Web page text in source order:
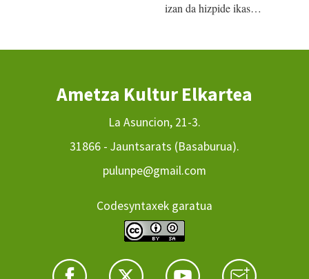
izan da hizpide ikas…
Ametza Kultur Elkartea
La Asuncion, 21-3.
31866 - Jauntsarats (Basaburua).
pulunpe@gmail.com
Codesyntaxek garatua